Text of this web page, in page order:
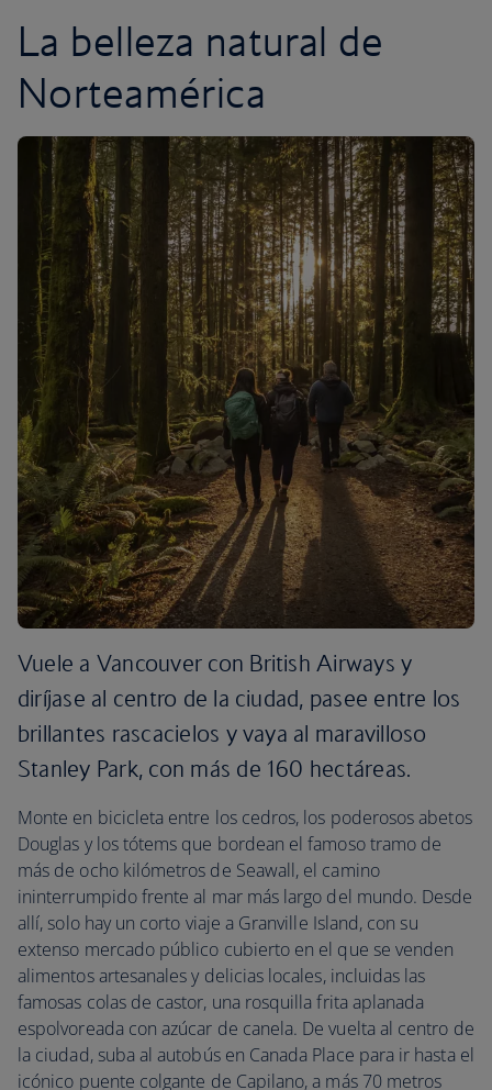
La belleza natural de
Norteamérica
Vuele a Vancouver con British Airways y
diríjase al centro de la ciudad, pasee entre los
brillantes rascacielos y vaya al maravilloso
Stanley Park, con más de 160 hectáreas.
Monte en bicicleta entre los cedros, los poderosos abetos
Douglas y los tótems que bordean el famoso tramo de
más de ocho kilómetros de Seawall, el camino
ininterrumpido frente al mar más largo del mundo. Desde
allí, solo hay un corto viaje a Granville Island, con su
extenso mercado público cubierto en el que se venden
alimentos artesanales y delicias locales, incluidas las
famosas colas de castor, una rosquilla frita aplanada
espolvoreada con azúcar de canela. De vuelta al centro de
la ciudad, suba al autobús en Canada Place para ir hasta el
icónico puente colgante de Capilano, a más 70 metros